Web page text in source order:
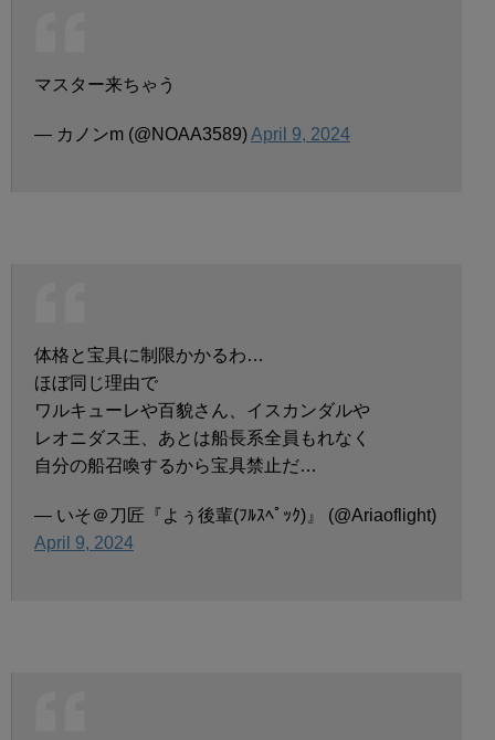
マスター来ちゃう
— カノンm (@NOAA3589)April 9, 2024
体格と宝具に制限かかるわ…
ほぼ同じ理由で
ワルキューレや百貌さん、イスカンダルや
レオニダス王、あとは船長系全員もれなく
自分の船召喚するから宝具禁止だ…
— いそ＠刀匠『よぅ後輩(ﾌﾙｽﾍﾟｯｸ)』 (@Ariaoflight)
April 9, 2024